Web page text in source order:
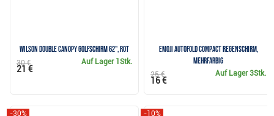
Wilson Double Canopy Golfschirm 62", rot
Auf Lager 1Stk.
30 €
21 €
Emoji AutoFold Compact Regenschirm,
mehrfarbig
Auf Lager3Stk.
25 €
16 €
-30% -10%